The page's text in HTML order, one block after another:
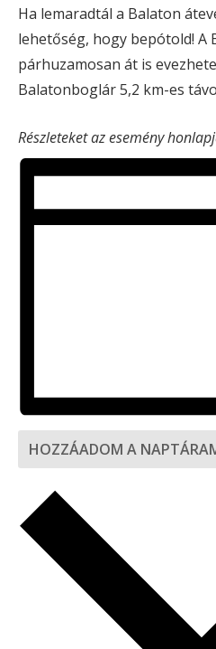
Ha lemaradtál a Balaton
lehetőség, hogy bepótold! A
párhuzamosan át is
Balatonboglár 5,2 km-es
Részleteket az esemény
HOZZÁADOM A